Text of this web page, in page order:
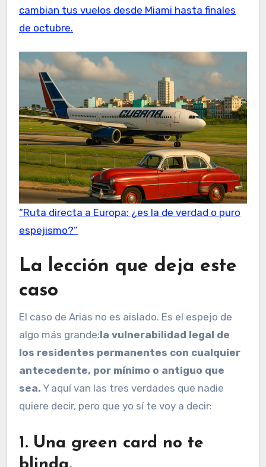
cambian tus vuelos desde Miami hasta finales
de octubre.
“Ruta directa a Europa: ¿es la de verdad o puro
espejismo?”
La lección que deja este
caso
El caso de Arias no es aislado. Es el espejo de
algo más grande:la vulnerabilidad legal de
los residentes permanentes con cualquier
antecedente, por mínimo o antiguo que
sea. Y aquí van las tres verdades que nadie
quiere decir, pero que yo sí te voy a decir:
1. Una green card no te